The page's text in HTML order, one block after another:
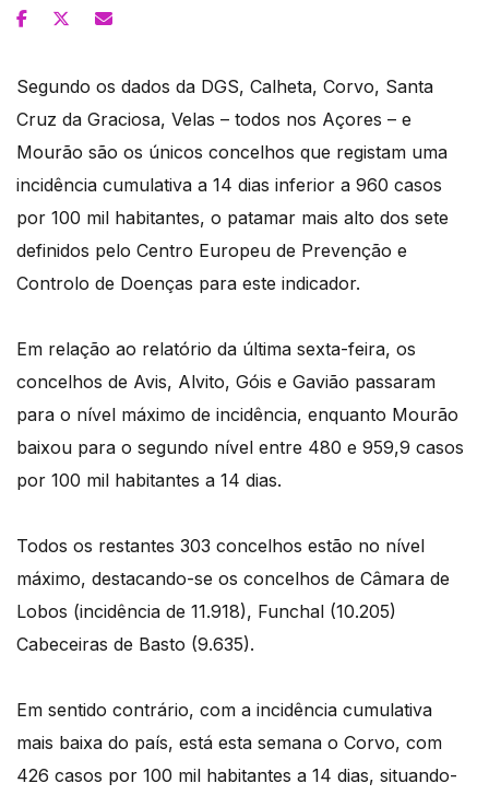
Segundo os dados da DGS, Calheta, Corvo, Santa
Cruz da Graciosa, Velas – todos nos Açores – e
Mourão são os únicos concelhos que registam uma
incidência cumulativa a 14 dias inferior a 960 casos
por 100 mil habitantes, o patamar mais alto dos sete
definidos pelo Centro Europeu de Prevenção e
Controlo de Doenças para este indicador.
Em relação ao relatório da última sexta-feira, os
concelhos de Avis, Alvito, Góis e Gavião passaram
para o nível máximo de incidência, enquanto Mourão
baixou para o segundo nível entre 480 e 959,9 casos
por 100 mil habitantes a 14 dias.
Todos os restantes 303 concelhos estão no nível
máximo, destacando-se os concelhos de Câmara de
Lobos (incidência de 11.918), Funchal (10.205)
Cabeceiras de Basto (9.635).
Em sentido contrário, com a incidência cumulativa
mais baixa do país, está esta semana o Corvo, com
426 casos por 100 mil habitantes a 14 dias, situando-